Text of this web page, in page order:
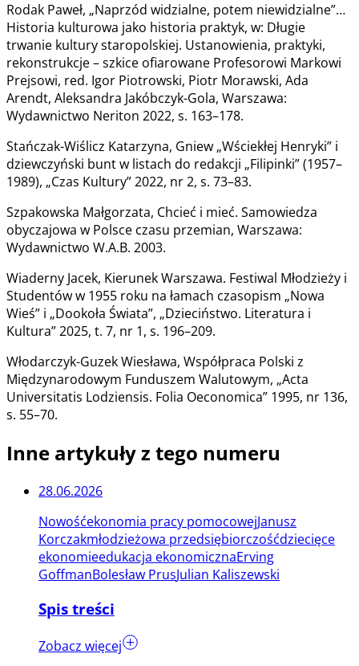
Rodak Paweł, „Naprzód widzialne, potem niewidzialne”…
Historia kulturowa jako historia praktyk, w: Długie
trwanie kultury staropolskiej. Ustanowienia, praktyki,
rekonstrukcje – szkice ofiarowane Profesorowi Markowi
Prejsowi, red. Igor Piotrowski, Piotr Morawski, Ada
Arendt, Aleksandra Jakóbczyk-Gola, Warszawa:
Wydawnictwo Neriton 2022, s. 163–178.
Stańczak-Wiślicz Katarzyna, Gniew „Wściekłej Henryki” i
dziewczyński bunt w listach do redakcji „Filipinki” (1957–
1989), „Czas Kultury” 2022, nr 2, s. 73–83.
Szpakowska Małgorzata, Chcieć i mieć. Samowiedza
obyczajowa w Polsce czasu przemian, Warszawa:
Wydawnictwo W.A.B. 2003.
Wiaderny Jacek, Kierunek Warszawa. Festiwal Młodzieży i
Studentów w 1955 roku na łamach czasopism „Nowa
Wieś” i „Dookoła Świata”, „Dzieciństwo. Literatura i
Kultura” 2025, t. 7, nr 1, s. 196–209.
Włodarczyk-Guzek Wiesława, Współpraca Polski z
Międzynarodowym Funduszem Walutowym, „Acta
Universitatis Lodziensis. Folia Oeconomica” 1995, nr 136,
s. 55–70.
Inne artykuły z tego numeru
28.06.2026
Nowośćekonomia pracy pomocowejJanusz
Korczakmłodzieżowa przedsiębiorczośćdziecięce
ekonomieedukacja ekonomicznaErving
GoffmanBolesław PrusJulian Kaliszewski
Spis treści
Zobacz więcej